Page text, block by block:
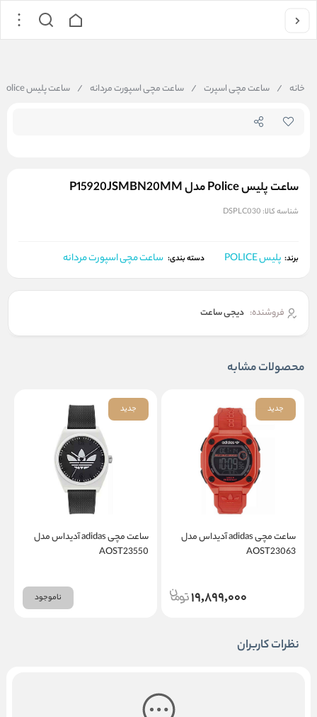
خانه / ساعت مچی اسپرت / ساعت مچی اسپورت مردانه / ساعت پلیس Police مدل P15920JSMBN20MM
ساعت پلیس Police مدل P15920JSMBN20MM
شناسه کالا: DSPLC030
برند: پلیس POLICE دسته بندی: ساعت مچی اسپورت مردانه
فروشنده: دیجی ساعت
محصولات مشابه
جدید
ساعت مچی adidas آدیداس مدل
AOST23063
19,899,000
جدید
ساعت مچی adidas آدیداس مدل
AOST23550
ناموجود
نظرات کاربران